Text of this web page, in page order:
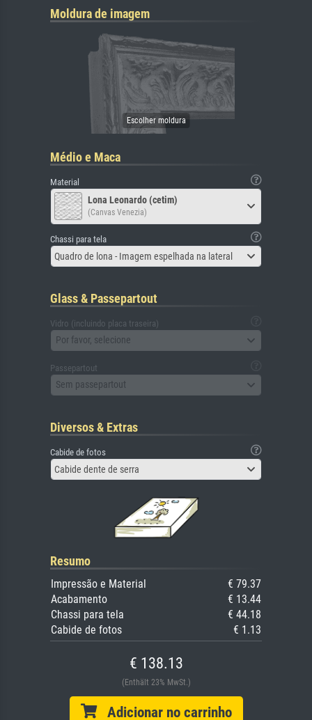
Moldura de imagem
Médio e Maca
Material
Lona Leonardo (cetim)
(Canvas Venezia)
Chassi para tela
Quadro de lona - Imagem espelhada na lateral
Glass & Passepartout
Vidro (incluindo placa traseira)
Por favor, selecione
Passepartout
Sem passepartout
Diversos & Extras
Cabide de fotos
Cabide dente de serra
Resumo
Impressão e Material
€ 79.37
Acabamento
€ 13.44
Chassi para tela
€ 44.18
Cabide de fotos
€ 1.13
€ 138.13
(Enthält 23% MwSt.)
Adicionar no carrinho